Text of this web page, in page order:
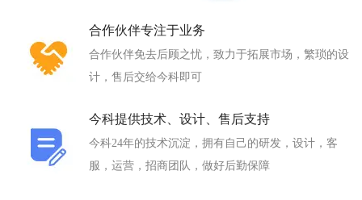
合作伙伴专注于业务
合作伙伴免去后顾之忧，致力于拓展市场，繁琐的设
计，售后交给今科即可
今科提供技术、设计、售后支持
今科24年的技术沉淀，拥有自己的研发，设计，客
服，运营，招商团队，做好后勤保障